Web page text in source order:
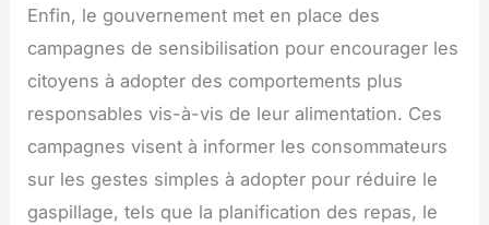
Enfin, le gouvernement met en place des
campagnes de sensibilisation pour encourager les
citoyens à adopter des comportements plus
responsables vis-à-vis de leur alimentation. Ces
campagnes visent à informer les consommateurs
sur les gestes simples à adopter pour réduire le
gaspillage, tels que la planification des repas, le